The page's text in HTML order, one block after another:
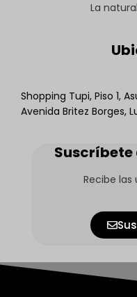
La
Shopping Tupi, Piso 1,
Avenida Britez Borges,
Suscríbete
Recibe